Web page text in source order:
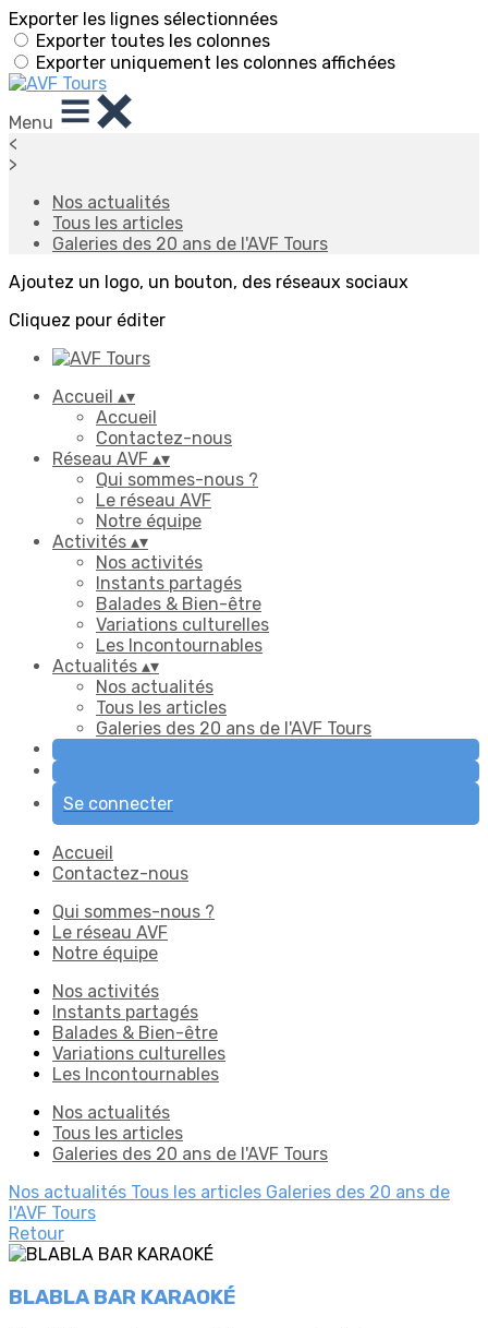
Exporter les lignes sélectionnées
Exporter toutes les colonnes
Exporter uniquement les colonnes affichées
Menu
<
>
Nos actualités
Tous les articles
Galeries des 20 ans de l'AVF Tours
Ajoutez un logo, un bouton, des réseaux sociaux
Cliquez pour éditer
Accueil ▴▾
Accueil
Contactez-nous
Réseau AVF ▴▾
Qui sommes-nous ?
Le réseau AVF
Notre équipe
Activités ▴▾
Nos activités
Instants partagés
Balades & Bien-être
Variations culturelles
Les Incontournables
Actualités ▴▾
Nos actualités
Tous les articles
Galeries des 20 ans de l'AVF Tours
Se connecter
Accueil
Contactez-nous
Qui sommes-nous ?
Le réseau AVF
Notre équipe
Nos activités
Instants partagés
Balades & Bien-être
Variations culturelles
Les Incontournables
Nos actualités
Tous les articles
Galeries des 20 ans de l'AVF Tours
Nos actualités Tous les articles Galeries des 20 ans de
l'AVF Tours
Retour
BLABLA BAR KARAOKÉ